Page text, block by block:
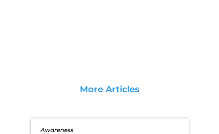
More Articles
Awareness